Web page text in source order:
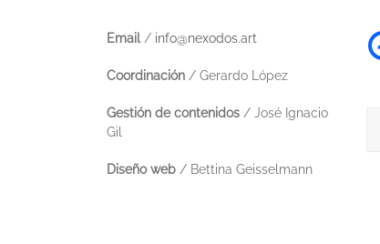
Email / info@nexodos.art
Coordinación / Gerardo López
Gestión de contenidos / José Ignacio
Gil
Diseño web / Bettina Geisselmann